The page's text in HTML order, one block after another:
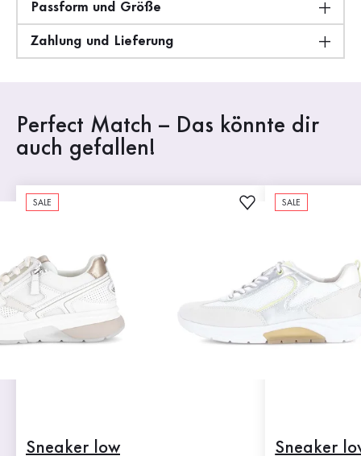
Passform und Größe
Zahlung und Lieferung
Perfect Match – Das könnte dir
auch gefallen!
SALE
Sneaker low
SALE
Sneaker